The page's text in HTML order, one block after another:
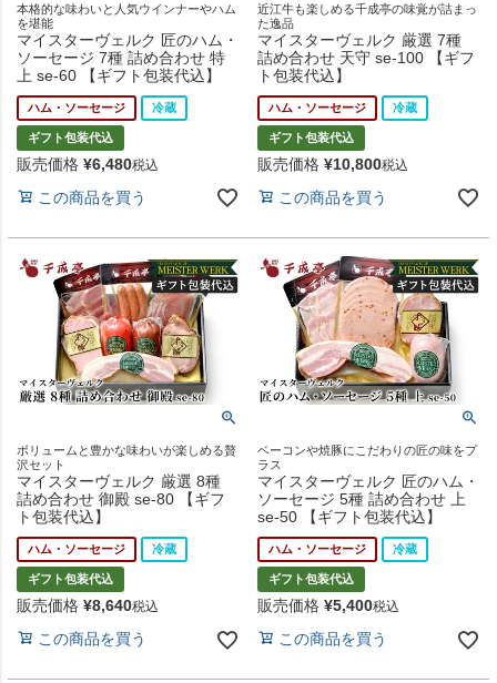
本格的な味わいと人気ウインナーやハム
を堪能
マイスターヴェルク 匠のハム・
ソーセージ 7種 詰め合わせ 特
上 se-60 【ギフト包装代込】
ハム・ソーセージ 冷蔵
ギフト包装代込
販売価格 ¥6,480税込
この商品を買う
近江牛も楽しめる千成亭の味覚が詰まっ
た逸品
マイスターヴェルク 厳選 7種
詰め合わせ 天守 se-100 【ギフ
ト包装代込】
ハム・ソーセージ 冷蔵
ギフト包装代込
販売価格 ¥10,800税込
この商品を買う
ボリュームと豊かな味わいが楽しめる贅
沢セット
マイスターヴェルク 厳選 8種
詰め合わせ 御殿 se-80 【ギフ
ト包装代込】
ハム・ソーセージ 冷蔵
ギフト包装代込
販売価格 ¥8,640税込
この商品を買う
ベーコンや焼豚にこだわりの匠の味をプ
ラス
マイスターヴェルク 匠のハム・
ソーセージ 5種 詰め合わせ 上
se-50 【ギフト包装代込】
ハム・ソーセージ 冷蔵
ギフト包装代込
販売価格 ¥5,400税込
この商品を買う